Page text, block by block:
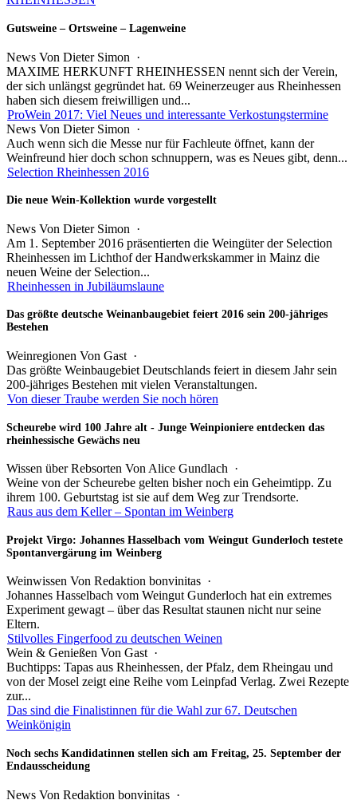
Gutsweine – Ortsweine – Lagenweine
News Von Dieter Simon ·
MAXIME HERKUNFT RHEINHESSEN nennt sich der Verein,
der sich unlängst gegründet hat. 69 Weinerzeuger aus Rheinhessen
haben sich diesem freiwilligen und...
ProWein 2017: Viel Neues und interessante Verkostungstermine
News Von Dieter Simon ·
Auch wenn sich die Messe nur für Fachleute öffnet, kann der
Weinfreund hier doch schon schnuppern, was es Neues gibt, denn...
Selection Rheinhessen 2016
Die neue Wein-Kollektion wurde vorgestellt
News Von Dieter Simon ·
Am 1. September 2016 präsentierten die Weingüter der Selection
Rheinhessen im Lichthof der Handwerkskammer in Mainz die
neuen Weine der Selection...
Rheinhessen in Jubiläumslaune
Das größte deutsche Weinanbaugebiet feiert 2016 sein 200-jähriges
Bestehen
Weinregionen Von Gast ·
Das größte Weinbaugebiet Deutschlands feiert in diesem Jahr sein
200-jähriges Bestehen mit vielen Veranstaltungen.
Von dieser Traube werden Sie noch hören
Scheurebe wird 100 Jahre alt - Junge Weinpioniere entdecken das
rheinhessische Gewächs neu
Wissen über Rebsorten Von Alice Gundlach ·
Weine von der Scheurebe gelten bisher noch ein Geheimtipp. Zu
ihrem 100. Geburtstag ist sie auf dem Weg zur Trendsorte.
Raus aus dem Keller – Spontan im Weinberg
Projekt Virgo: Johannes Hasselbach vom Weingut Gunderloch testete
Spontanvergärung im Weinberg
Weinwissen Von Redaktion bonvinitas ·
Johannes Hasselbach vom Weingut Gunderloch hat ein extremes
Experiment gewagt – über das Resultat staunen nicht nur seine
Eltern.
Stilvolles Fingerfood zu deutschen Weinen
Wein & Genießen Von Gast ·
Buchtipps: Tapas aus Rheinhessen, der Pfalz, dem Rheingau und
von der Mosel zeigt eine Reihe vom Leinpfad Verlag. Zwei Rezepte
zur...
Das sind die Finalistinnen für die Wahl zur 67. Deutschen
Weinkönigin
Noch sechs Kandidatinnen stellen sich am Freitag, 25. September der
Endausscheidung
News Von Redaktion bonvinitas ·